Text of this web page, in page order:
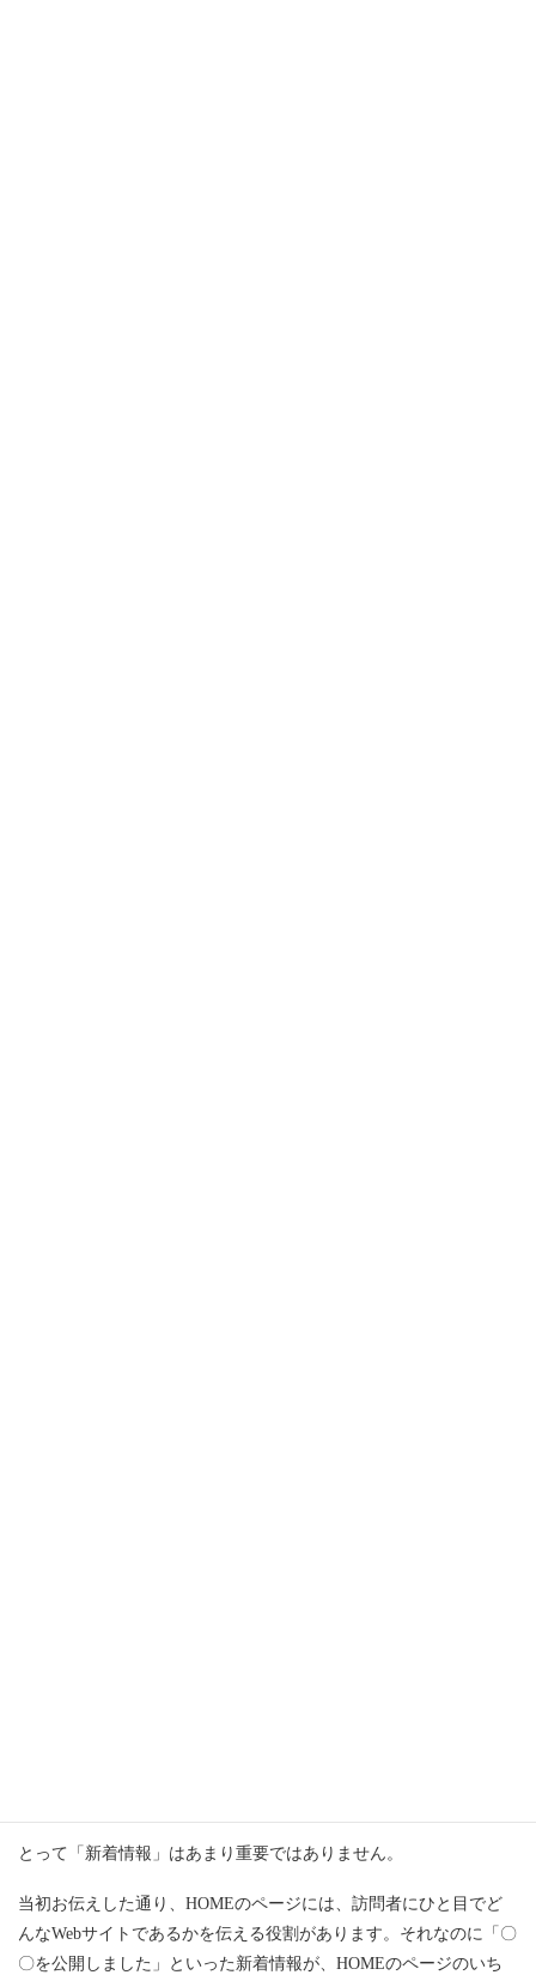
とって「新着情報」はあまり重要ではありません。
当初お伝えした通り、HOMEのページには、訪問者にひと目でど
んなWebサイトであるかを伝える役割があります。それなのに「〇
〇を公開しました」といった新着情報が、HOMEのページのいち